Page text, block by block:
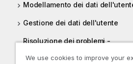
Modellamento dei dati
Gestione dei dati dell'utente
Risoluzione dei problemi -
We use cookies to improve your